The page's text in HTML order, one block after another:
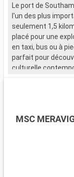
Le port de
l'un des plus
seulement 1,5
placé pour une
en taxi, bus ou à
parfait pour
culturelle
Southampton,
MSC